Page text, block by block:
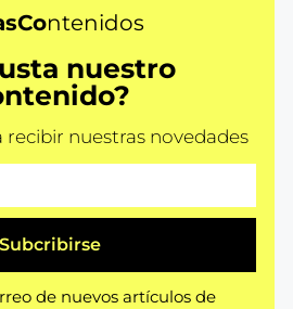
ntenidos
nuestro
recibir nuestras novedades
de nuevos artículos de
Subcribirse